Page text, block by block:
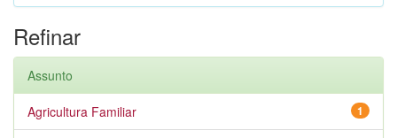
Refinar
Assunto
1
Agricultura Familiar